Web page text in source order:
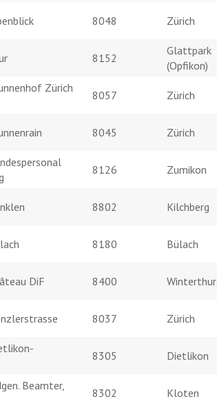
8048 Zürich
8152
Glattpark
(Opfikon)
Zürich
8057 Zürich
8045 Zürich
8126 Zumikon
8802 Kilchberg
8180 Bülach
DiF 8400 Winterthur
8037 Zürich
8305 Dietlikon
Beamter,
8302 Kloten